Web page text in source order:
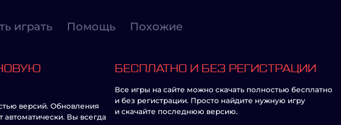
играть Помощь Похожие
версий. Обновления
автоматически. Вы всегда
БЕСПЛАТНО И БЕЗ РЕГИСТРАЦИИ
Все игры на сайте можно скачать полностью бесплатно
и без регистрации. Просто найдите нужную игру
и скачайте последнюю версию.